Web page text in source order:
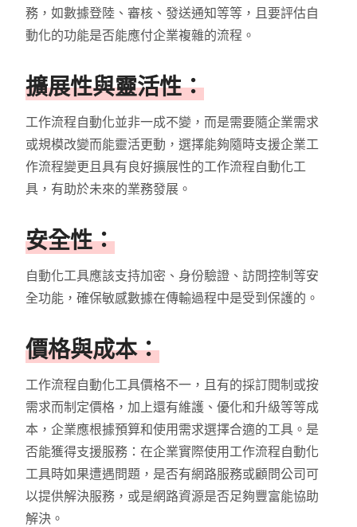
務，如數據登陸、審核、發送通知等等，且要評估自
動化的功能是否能應付企業複雜的流程。
擴展性與靈活性：
工作流程自動化並非一成不變，而是需要隨企業需求
或規模改變而能靈活更動，選擇能夠隨時支援企業工
作流程變更且具有良好擴展性的工作流程自動化工
具，有助於未來的業務發展。
安全性：
自動化工具應該支持加密、身份驗證、訪問控制等安
全功能，確保敏感數據在傳輸過程中是受到保護的。
價格與成本：
工作流程自動化工具價格不一，且有的採訂閱制或按
需求而制定價格，加上還有維護、優化和升級等等成
本，企業應根據預算和使用需求選擇合適的工具。是
否能獲得支援服務：在企業實際使用工作流程自動化
工具時如果遭遇問題，是否有網路服務或顧問公司可
以提供解決服務，或是網路資源是否足夠豐富能協助
解決。